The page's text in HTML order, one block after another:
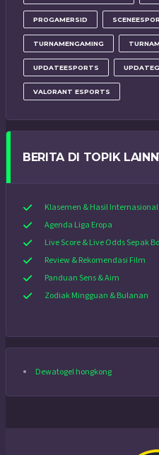
PROGAMERSID
TURNAMENGAMING
UPDATEESPORTS
VALORANT ESPORTS
BERITA DI TOPIK
Klasemen & Hasil Internasional
Agenda Liga Eropa
Live Score & Live Odds Sepak
Review & Rekomendasi Film
Panduan Sens & Aim
Zodiak Mingguan & Bulanan
Dewatogel hongkong